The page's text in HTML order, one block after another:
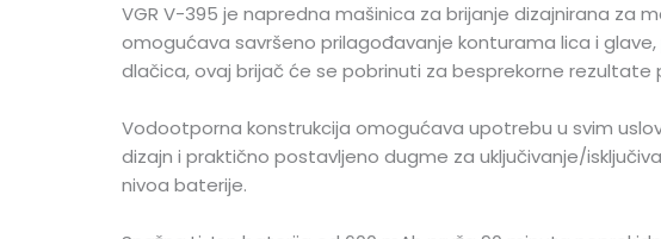
VGR V-395 je napredna mašinica za brijanje dizajnirana za
omogućava savršeno prilagođavanje konturama lica i
dlačica, ovaj brijač će se pobrinuti za besprekorne rezultate
Vodootporna konstrukcija omogućava upotrebu u svim
dizajn i praktično postavljeno dugme za uključivanje/
nivoa baterije.